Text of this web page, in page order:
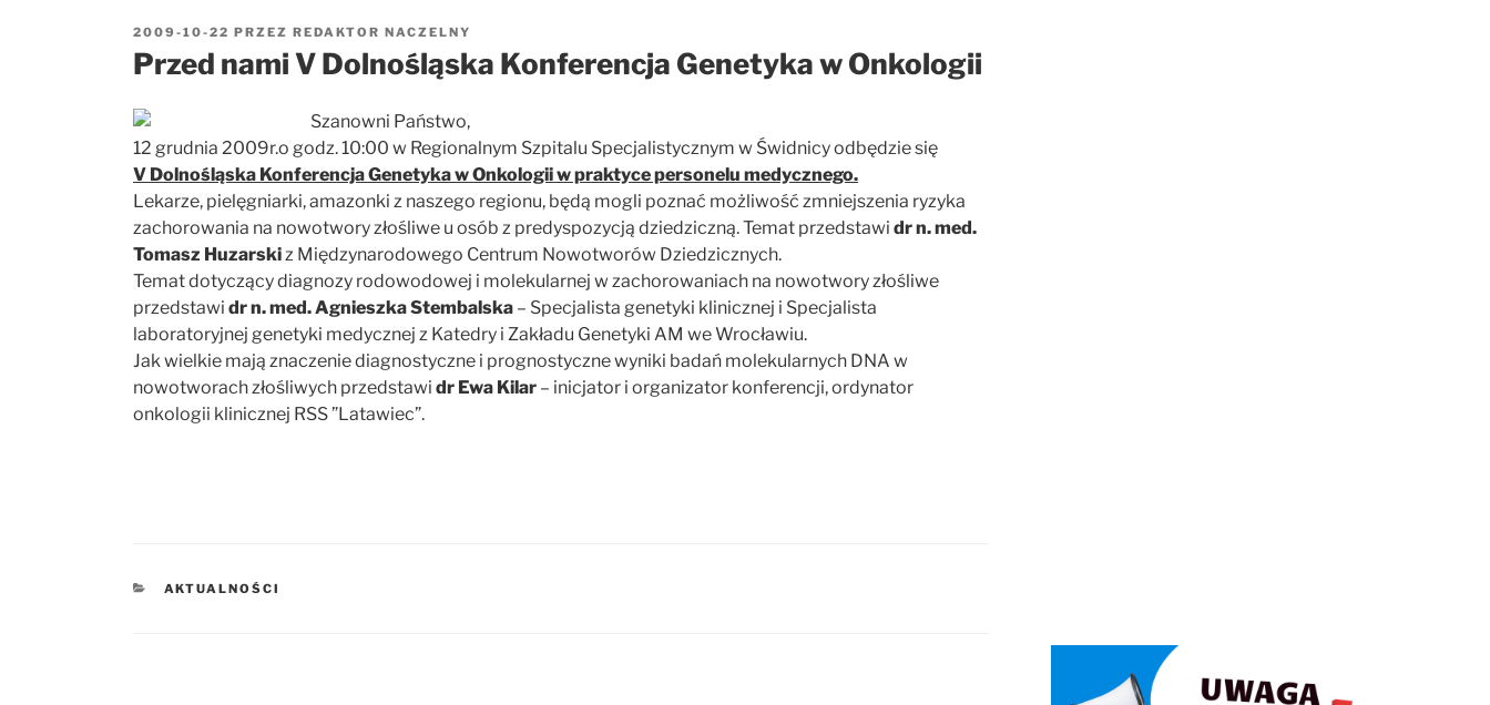
OPUBLIKOWANE
W
2009-10-22 PRZEZ REDAKTOR NACZELNY
Przed nami V Dolnośląska Konferencja Genetyka w Onkologii
Szanowni Państwo,
12 grudnia 2009r.o godz. 10:00 w Regionalnym Szpitalu Specjalistycznym w Świdnicy odbędzie się
V Dolnośląska Konferencja Genetyka w Onkologii w praktyce personelu medycznego.
Lekarze, pielęgniarki, amazonki z naszego regionu, będą mogli poznać możliwość zmniejszenia ryzyka
zachorowania na nowotwory złośliwe u osób z predyspozycją dziedziczną. Temat przedstawi dr n. med.
Tomasz Huzarskiz Międzynarodowego Centrum Nowotworów Dziedzicznych.
Temat dotyczący diagnozy rodowodowej i molekularnej w zachorowaniach na nowotwory złośliwe
przedstawi dr n. med. Agnieszka Stembalska – Specjalista genetyki klinicznej i Specjalista
laboratoryjnej genetyki medycznej z Katedry i Zakładu Genetyki AM we Wrocławiu.
Jak wielkie mają znaczenie diagnostyczne i prognostyczne wyniki badań molekularnych DNA w
nowotworach złośliwych przedstawi dr Ewa Kilar – inicjator i organizator konferencji, ordynator
onkologii klinicznej RSS ”Latawiec”.
KATEGORIE
AKTUALNOŚCI